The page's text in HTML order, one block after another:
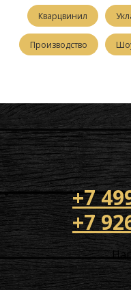
Кварцвинил
Производство
+7
+7